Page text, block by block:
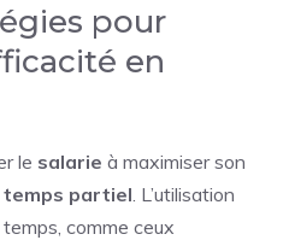
pour
en
le salarie à maximiser son
temps partiel . L’utilisation
comme ceux